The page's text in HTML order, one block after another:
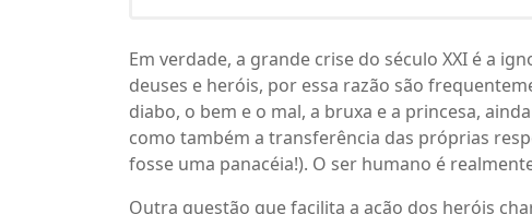
Em verdade, a grande crise do século XXI é a
deuses e heróis, por essa razão são
diabo, o bem e o mal, a bruxa e a princesa,
como também a transferência das próprias
fosse uma panacéia!). O ser humano é
Outra questão que facilita a ação dos heróis